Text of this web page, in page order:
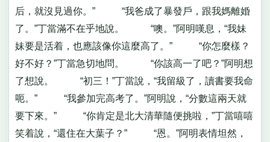
后，就沒見過你。” “我爸成了暴發戶，跟我媽離婚
了。”丁當滿不在乎地說。 “噢。”阿明嘆息，“我妹
妹要是活着，也應該像你這麼高了。” “你怎麼樣？
好不好？”丁當急切地問。 “你該高一了吧？”阿明想
了想說。 “初三！”丁當說，“我留級了，讀書要我命
呃。” “我參加完高考了。”阿明說，“分數這兩天就
要下來。” “你肯定是北大清華隨便挑啦，”丁當嘻嘻
笑着說，“還住在大葉子？” “恩。”阿明表情坦然，